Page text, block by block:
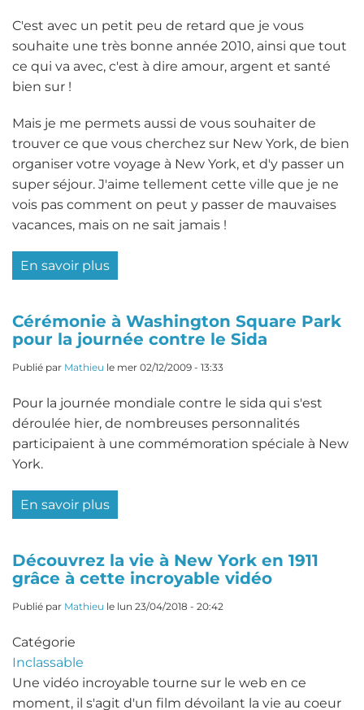
pour
un
Picasso
C'est avec un petit peu de retard que je vous
souhaite une très bonne année 2010, ainsi que tout
ce qui va avec, c'est à dire amour, argent et santé
bien sur !
Mais je me permets aussi de vous souhaiter de
trouver ce que vous cherchez sur New York, de bien
organiser votre voyage à New York, et d'y passer un
super séjour. J'aime tellement cette ville que je ne
vois pas comment on peut y passer de mauvaises
vacances, mais on ne sait jamais !
En savoir plus
à
tous
nos
Cérémonie à Washington Square Park
pour la journée contre le Sida
Publié par Mathieu le mer 02/12/2009 - 13:33
Pour la journée mondiale contre le sida qui s'est
déroulée hier, de nombreuses personnalités
participaient à une commémoration spéciale à New
York.
En savoir plus
Washington
Square
Park
contre
Découvrez la vie à New York en 1911
grâce à cette incroyable vidéo
Publié par Mathieu le lun 23/04/2018 - 20:42
Catégorie
Inclassable
Une vidéo incroyable tourne sur le web en ce
moment, il s'agit d'un film dévoilant la vie au coeur